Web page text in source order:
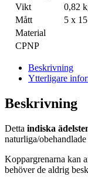
Vikt
0,82
Mått
5 x
Material
CPNP
Beskrivning
Ytterligare
Beskrivning
Detta indiska
naturliga/
Koppargrenarna kan
behöver de aldrig